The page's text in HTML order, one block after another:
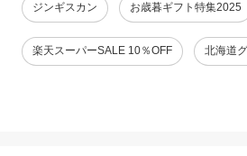
ジンギスカン お歳暮ギフト特集2025
楽天スーパーSALE 10％OFF 北海道